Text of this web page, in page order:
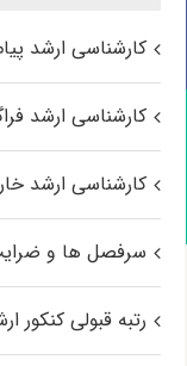
کارشناسی ارشد
کارشناسی ارشد
کارشناسی ارشد
سرفصل ها و
رتبه قبولی کنکور